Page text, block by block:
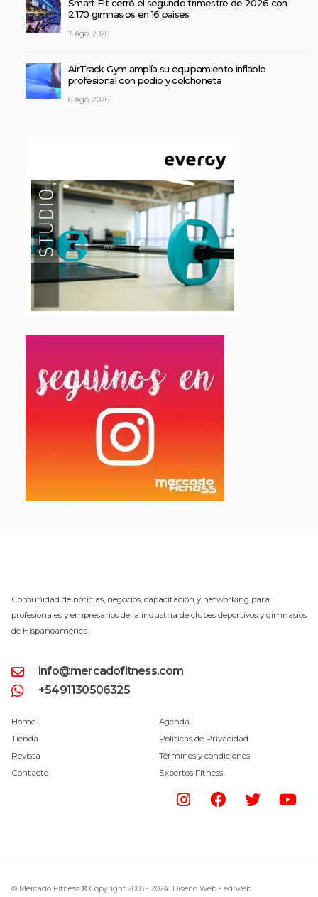
Smart Fit cerró el segundo trimestre de 2026 con
2.170 gimnasios en 16 países
7 Ago, 2026
AirTrack Gym amplía su equipamiento inflable
profesional con podio y colchoneta
6 Ago, 2026
Comunidad de noticias, negocios, capacitación y networking para
profesionales y empresarios de la industria de clubes deportivos y gimnasios
de Hispanoamérica.
info@mercadofitness.com
+5491130506325
Home
Tienda
Revista
Contacto
Agenda
Políticas de Privacidad
Términos y condiciones
Expertos Fitness
© Mercado Fitness ® Copyright 2003 - 2024. Diseño Web - edrweb